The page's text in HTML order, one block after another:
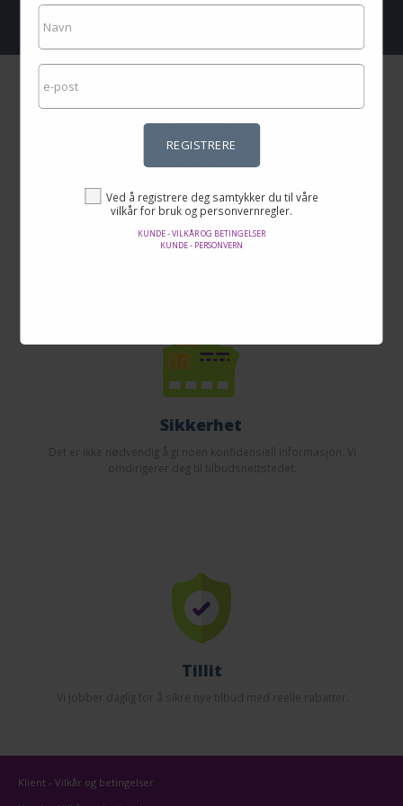
REGISTRERE
Ved å registrere deg samtykker du til våre
vilkår for bruk og personvernregler.
KUNDE - VILKÅR OG BETINGELSER
KUNDE - PERSONVERN
Utrolige priser
Her finner du de beste tilbudene på internett i tusenvis av produkter.
Sikkerhet
Det er ikke nødvendig å gi noen konfidensiell informasjon. Vi
omdirigerer deg til tilbudsnettstedet.
Tillit
Klient - Vilkår og betingelser